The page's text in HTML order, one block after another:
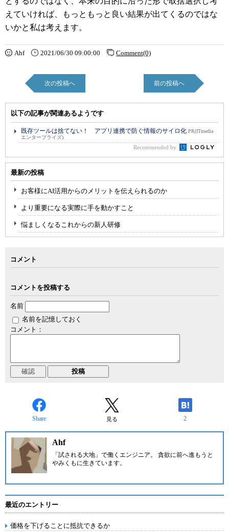
えていければ、もっともっと良い結果が出てくるのではな
いかと私は考えます。
Ahf 2021/06/30 09:00:00 Comment(0)
次の投稿へ 前の投稿へ
以下の記事が関連あるようです
既存ツールは捨てない！ アプリ連携で防ぐ情報のサイロ化 PR(ITmedia
エンタープライズ)
Recommended by
最新の投稿
お客様にAI活用からのメリットを伝えられるのか
より重要になる実際に手を動かすこと
悩ましくなるこれからの新人研修
コメント
コメントを投稿する
名前
名前を記憶しておく
コメント：
Share 見る 2
Ahf
「試される大地」で働くエンジニア。 貪欲に前へ進もうと
やみくもに生きています。
最近のエントリー
価格を下げることに抵抗できるか